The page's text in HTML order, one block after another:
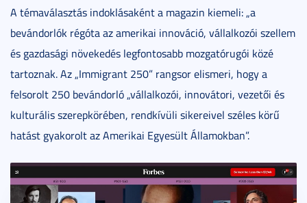
A témaválasztás indoklásaként a magazin kiemeli: „a
bevándorlók régóta az amerikai innováció, vállalkozói szellem
és gazdasági növekedés legfontosabb mozgatórugói közé
tartoznak. Az „Immigrant 250” rangsor elismeri, hogy a
felsorolt 250 bevándorló „vállalkozói, innovátori, vezetői és
kulturális szerepkörében, rendkívüli sikereivel széles körű
hatást gyakorolt az Amerikai Egyesült Államokban”.